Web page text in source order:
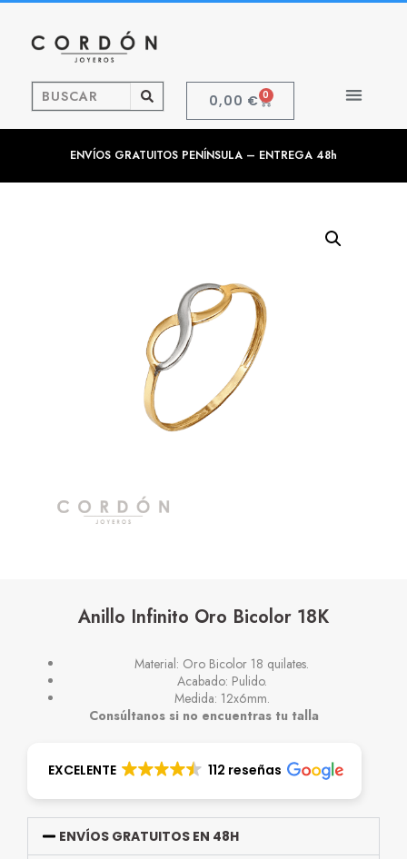
0,00 € 0
ENVÍOS GRATUITOS PENÍNSULA – ENTREGA 48h
Anillo Infinito Oro Bicolor 18K
Material: Oro Bicolor 18 quilates.
Acabado: Pulido.
Medida: 12x6mm.
Consúltanos si no encuentras tu talla
EXCELENTE 112 reseñas
ENVÍOS GRATUITOS EN 48H